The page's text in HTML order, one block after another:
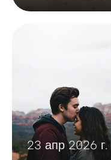
23 апр 2026 г.